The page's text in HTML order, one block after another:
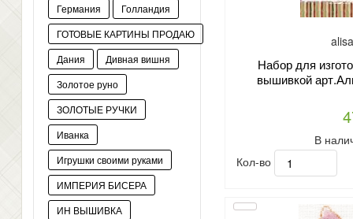
Германия
Голландия
ГОТОВЫЕ КАРТИНЫ ПРОДАЮ
Дания
Дивная вишня
Золотое руно
ЗОЛОТЫЕ РУЧКИ
Иванка
Игрушки своими руками
ИМПЕРИЯ БИСЕРА
ИН ВЫШИВКА
Набор для
вышивкой
В
Кол-во